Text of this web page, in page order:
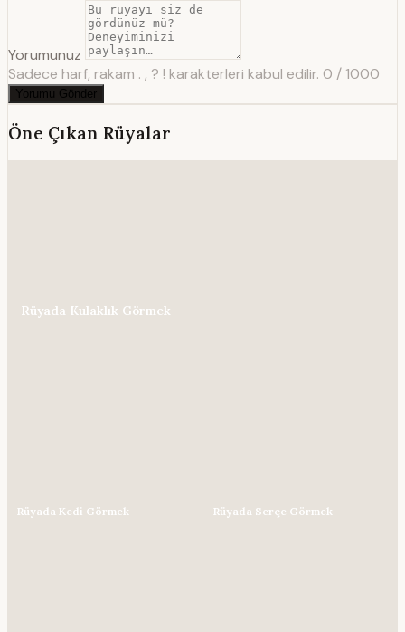
Yorumunuz
Sadece harf, rakam . , ? ! karakterleri kabul edilir. 0 / 1000
Yorumu Gönder
Öne Çıkan Rüyalar
Rüyada Kulaklık Görmek
Rüyada Kedi Görmek Rüyada Serçe Görmek